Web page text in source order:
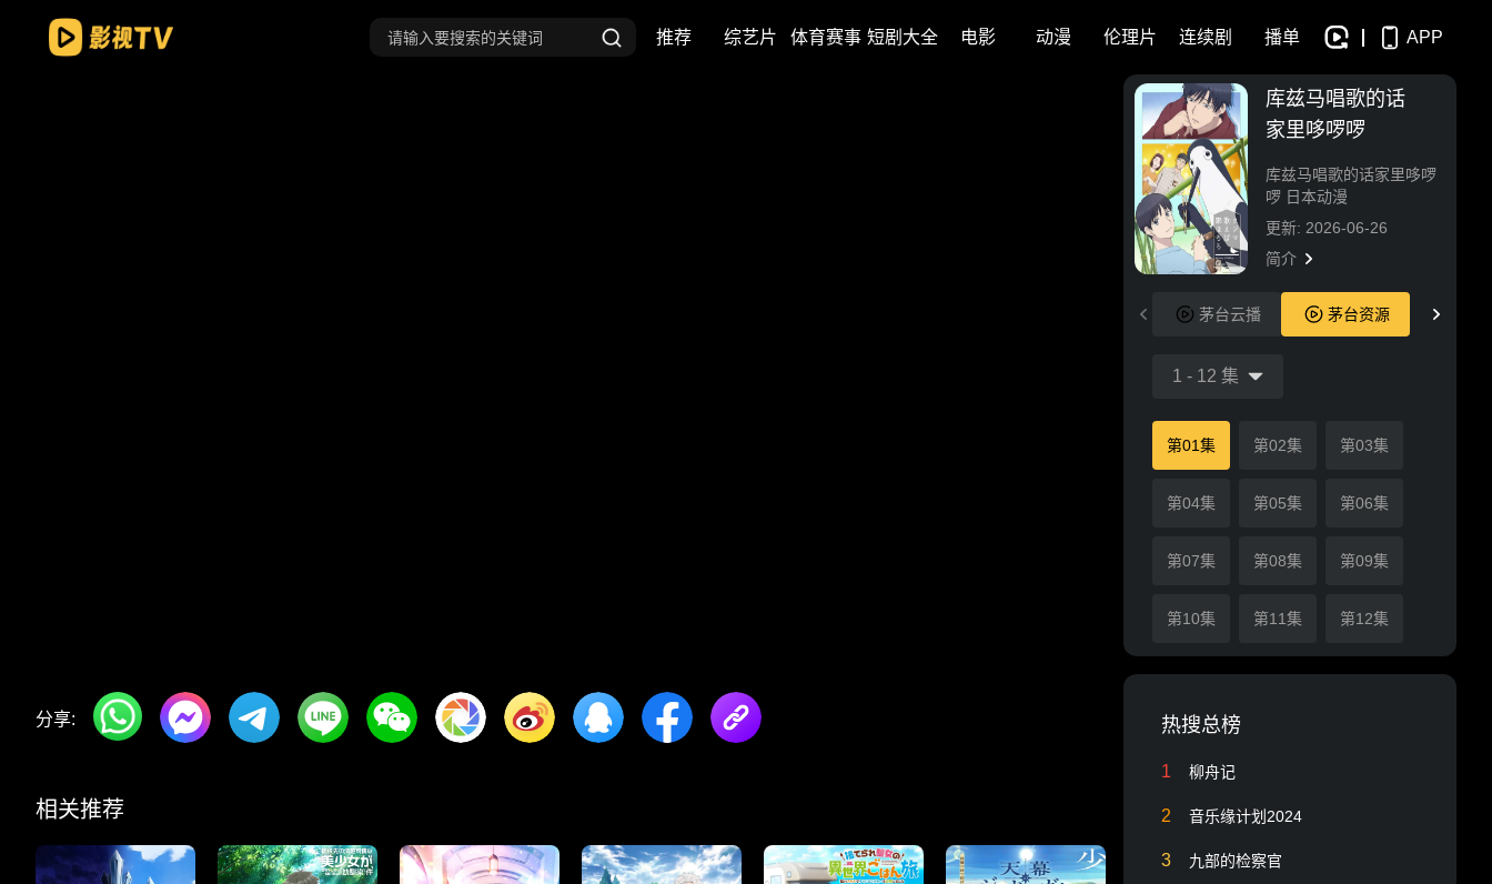
推荐 综艺片 体育赛事 短剧大全 电影 动漫 伦理片 连续剧 播单 APP
分享:
相关推荐
库兹马唱歌的话
家里哆啰啰
库兹马唱歌的话家里哆啰
啰 日本动漫
更新: 2026-06-26
简介
茅台云播 茅台资源
1 - 12 集
第01集 第02集 第03集
第04集 第05集 第06集
第07集 第08集 第09集
第10集 第11集 第12集
热搜总榜
1 柳舟记
2 音乐缘计划2024
3 九部的检察官